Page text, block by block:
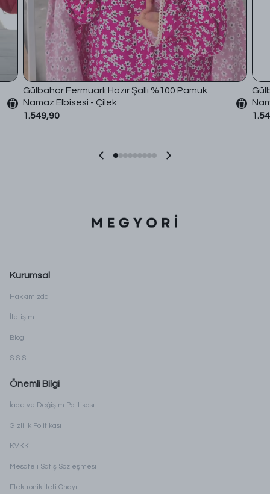
Gülbahar Fermuarlı Hazır Şallı %100 Pamuk
Namaz Elbisesi - Çilek
1.549,90
Kurumsal
Hakkımızda
İletişim
Blog
S.S.S
Önemli Bilgi
İade ve Değişim Politikası
Gizlilik Politikası
KVKK
Mesafeli Satış Sözleşmesi
Elektronik İleti Onayı